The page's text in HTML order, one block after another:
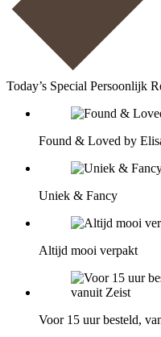
Today’s Special Persoonlijk
Found & Loved by
Uniek & Fancy
Altijd mooi verpakt
Voor 15 uur besteld,